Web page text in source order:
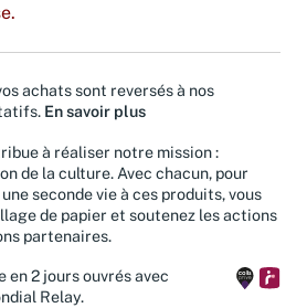
achats sont reversés à nos
En savoir plus
à réaliser notre mission :
de la culture. Avec chacun, pour
seconde vie à ces produits, vous
de papier et soutenez les actions
partenaires.
en 2 jours ouvrés avec
Relay.